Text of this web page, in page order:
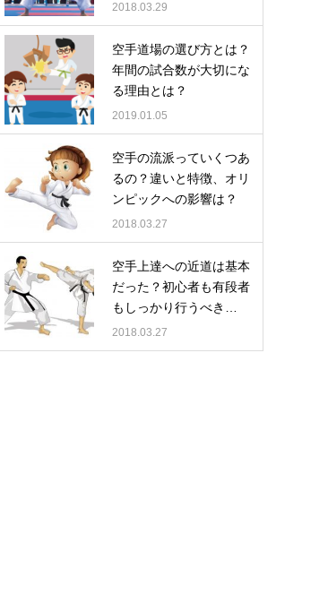
2018.03.29
空手道場の選び方とは？
年間の試合数が大切にな
る理由とは？
2019.01.05
空手の流派っていくつあ
るの？違いと特徴、オリ
ンピックへの影響は？
2018.03.27
空手上達への近道は基本
だった？初心者も有段者
もしっかり行うべき…
2018.03.27